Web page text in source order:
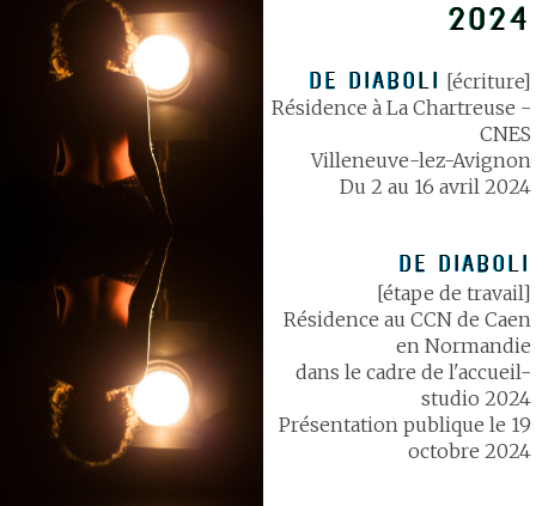
2024
DE DIABOLI
[écriture]
Résidence à La Chartreuse -
CNES
Villeneuve-lez-Avignon
Du 2 au 16 avril 2024
DE DIABOLI
[étape de travail]
Résidence au CCN de Caen
en Normandie
dans le cadre de l'accueil-
studio 2024
Présentation publique le 19
octobre 2024